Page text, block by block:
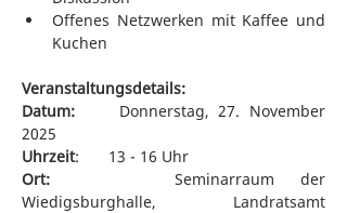
Offenes Netzwerken mit Kaffee und
Kuchen
Veranstaltungsdetails:
Datum:
2025
Uhrzeit
: 	13 - 16 Uhr
Ort:
Wiedigsburghalle, Landratsamt